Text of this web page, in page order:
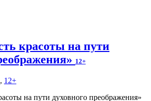
красоты на пути
12+
, 12+